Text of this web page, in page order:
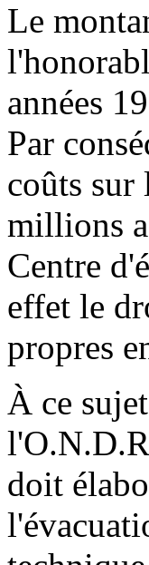
Le
années
Par
coûts sur
millions
Centre
effet le
propres
À ce
doit